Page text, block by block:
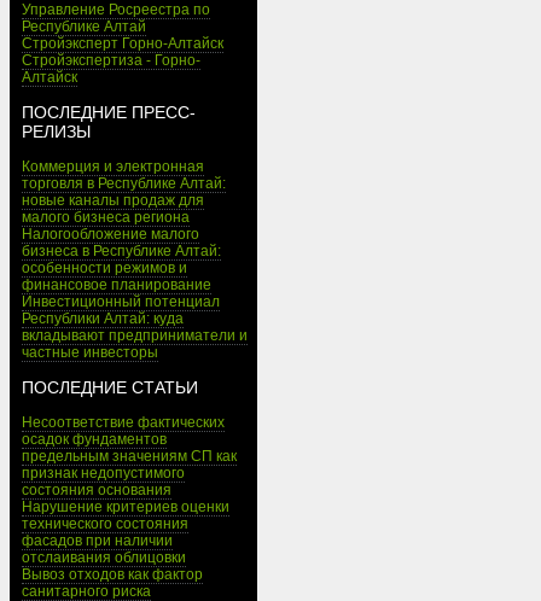
Управление Росреестра по
Республике Алтай
Стройэксперт Горно-Алтайск
Стройэкспертиза - Горно-
Алтайск
ПОСЛЕДНИЕ ПРЕСС-
РЕЛИЗЫ
Коммерция и электронная
торговля в Республике Алтай:
новые каналы продаж для
малого бизнеса региона
Налогообложение малого
бизнеса в Республике Алтай:
особенности режимов и
финансовое планирование
Инвестиционный потенциал
Республики Алтай: куда
вкладывают предприниматели и
частные инвесторы
ПОСЛЕДНИЕ СТАТЬИ
Несоответствие фактических
осадок фундаментов
предельным значениям СП как
признак недопустимого
состояния основания
Нарушение критериев оценки
технического состояния
фасадов при наличии
отслаивания облицовки
Вывоз отходов как фактор
санитарного риска